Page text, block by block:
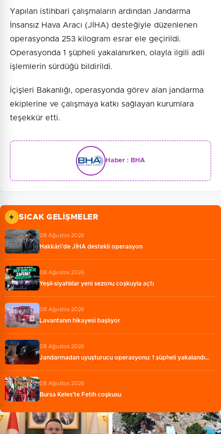
Yapılan istihbari çalışmaların ardından Jandarma
İnsansız Hava Aracı (JİHA) desteğiyle düzenlenen
operasyonda 253 kilogram esrar ele geçirildi.
Operasyonda 1 şüpheli yakalanırken, olayla ilgili adli
işlemlerin sürdüğü bildirildi.
İçişleri Bakanlığı, operasyonda görev alan jandarma
ekiplerine ve çalışmaya katkı sağlayan kurumlara
teşekkür etti.
Haber : BHA
SICAK GELIŞMELER
08 Ağustos 2026
Hakkâri’de JİHA destekli operasyon
08 Ağustos 2026
Yeşil-siyahlılar yeni sezonu coşkuyla açtı
08 Ağustos 2026
Lavantanın hikayesi başlıyor
08 Ağustos 2026
Jandarmadan uyuşturucu operasyonu: 1 şüpheli yakalandı…
08 Ağustos 2026
Bursa Keles'te Fetih coşkusu